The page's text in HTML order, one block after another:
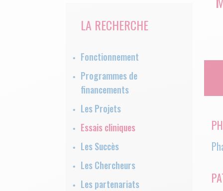
LA RECHERCHE
Fonctionnement
Programmes de
financements
Les Projets
Essais cliniques
Les Succès
Les Chercheurs
Les partenariats